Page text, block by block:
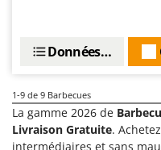
R.G.V.
Reber
Redback
Données
1-9 de 9 Barbecues
La gamme 2026 de
Livraison Gratuite.
intermédiaires et sans